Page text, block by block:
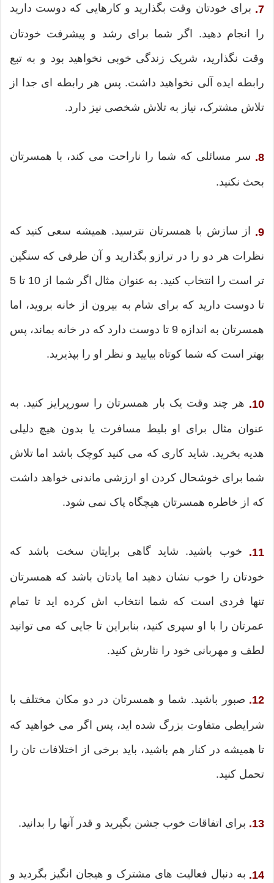
7. برای خودتان وقت بگذارید و کارهایی که دوست دارید
را انجام دهید. اگر شما برای رشد و پیشرفت خودتان
وقت نگذارید، شریک زندگی خوبی نخواهید بود و به تبع
رابطه ایده آلی نخواهید داشت. پس هر رابطه ای جدا از
تلاش مشترک، نیاز به تلاش شخصی نیز دارد.
8. سر مسائلی که شما را ناراحت می کند، با همسرتان
بحث نکنید.
9. از سازش با همسرتان نترسید. همیشه سعی کنید که
نظرات هر دو را در ترازو بگذارید و آن طرفی که سنگین
تر است را انتخاب کنید. به عنوان مثال اگر شما از 10 تا 5
تا دوست دارید که برای شام به بیرون از خانه بروید، اما
همسرتان به اندازه 9 تا دوست دارد که در خانه بماند، پس
بهتر است که شما کوتاه بیایید و نظر او را بپذیرید.
10. هر چند وقت یک بار همسرتان را سورپرایز کنید. به
عنوان مثال برای او بلیط مسافرت یا بدون هیچ دلیلی
هدیه بخرید. شاید کاری که می کنید کوچک باشد اما تلاش
شما برای خوشحال کردن او ارزشی ماندنی خواهد داشت
که از خاطره همسرتان هیچگاه پاک نمی شود.
11. خوب باشید. شاید گاهی برایتان سخت باشد که
خودتان را خوب نشان دهید اما یادتان باشد که همسرتان
تنها فردی است که شما انتخاب اش کرده اید تا تمام
عمرتان را با او سپری کنید، بنابراین تا جایی که می توانید
لطف و مهربانی خود را نثارش کنید.
12. صبور باشید. شما و همسرتان در دو مکان مختلف با
شرایطی متفاوت بزرگ شده اید، پس اگر می خواهید که
تا همیشه در کنار هم باشید، باید برخی از اختلافات تان را
تحمل کنید.
13. برای اتفاقات خوب جشن بگیرید و قدر آنها را بدانید.
14. به دنبال فعالیت های مشترک و هیجان انگیز بگردید و